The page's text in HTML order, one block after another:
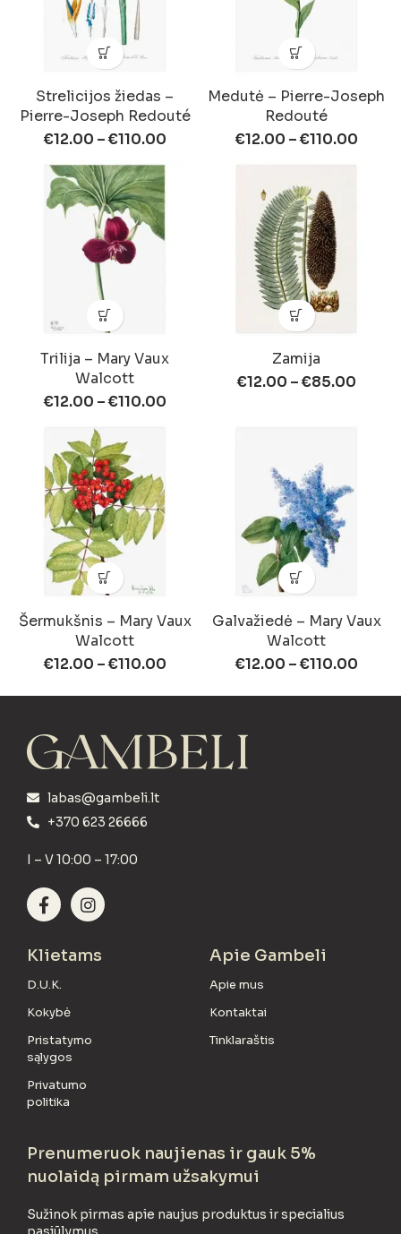
Strelicijos žiedas –
Pierre-Joseph Redouté
€12.00 –€110.00
Medutė – Pierre-Joseph
Redouté
€12.00 –€110.00
Trilija – Mary Vaux
Walcott
€12.00 –€110.00
Zamija
€12.00 –€85.00
Šermukšnis – Mary Vaux
Walcott
€12.00 –€110.00
Galvažiedė – Mary Vaux
Walcott
€12.00 –€110.00
labas@gambeli.lt
+370 623 26666
I – V 10:00 – 17:00
Klietams
D.U.K.
Kokybė
Pristatymo
sąlygos
Privatumo
politika
Apie Gambeli
Apie mus
Kontaktai
Tinklaraštis
Prenumeruok naujienas ir gauk 5%
nuolaidą pirmam užsakymui
Sužinok pirmas apie naujus produktus ir specialius